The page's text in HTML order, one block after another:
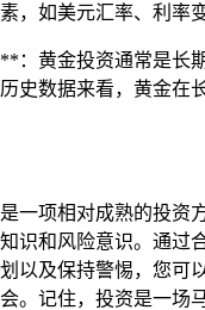
，如美元汇率、利率
：黄金投资通常是长
史数据来看，黄金在
一项相对成熟的投资
识和风险意识。通过
以及保持警惕，您可
。记住，投资是一场